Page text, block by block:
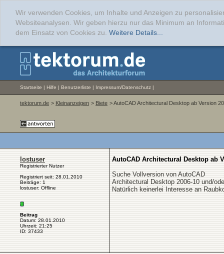
Wir verwenden Cookies, um Inhalte und Anzeigen zu
Websiteanalysen. Wir geben hierzu nur das Minimum an
dem Einsatz von Cookies zu. Weitere Details...
Startseite | Hilfe | Benutzerliste | Impressum/Datenschutz |
tektorum.de > Kleinanzeigen > Biete > AutoCAD Architectural Desktop ab Version
lostuser
Registrierter Nutzer
Registriert seit: 28.01.2010
Beiträge: 1
lostuser: Offline
Beitrag
Datum: 28.01.2010
Uhrzeit: 21:25
ID: 37433
AutoCAD Architectural Desktop ab
Suche Vollversion von AutoCAD
Architectural Desktop 2006-10 und/
Natürlich keinerlei Interesse an